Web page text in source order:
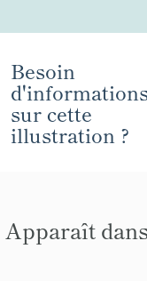
Besoin
sur cette
illustration ?
Apparaît